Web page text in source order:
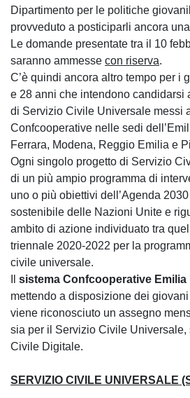
Dipartimento per le politiche
provveduto a posticiparli ancora
Le domande presentate tra il 10
saranno ammesse con riserva.
C’è quindi ancora altro tempo per i
e 28 anni che intendono candidarsi
di Servizio Civile Universale messi
Confcooperative nelle sedi
Ferrara, Modena, Reggio Emilia e
Ogni singolo progetto di Servizio
di un più ampio programma di
uno o più obiettivi dell’Agenda
sostenibile delle Nazioni Unite e
ambito di azione individuato tra
triennale 2020-2022 per la
civile universale.
sistema Confcooperative Emilia
mettendo a disposizione dei
viene riconosciuto un assegno
sia per il Servizio Civile Universale,
Civile Digitale.
SERVIZIO CIVILE UNIVERSALE